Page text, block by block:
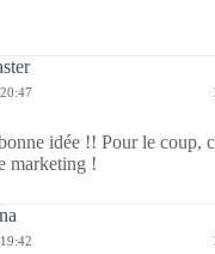
idée !! Pour le coup,
marketing !